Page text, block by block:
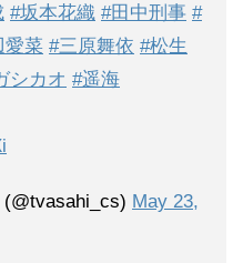
#坂本花織 #田中刑事 #
愛菜 #三原舞依 #松生
シカオ #遥海
May 23,